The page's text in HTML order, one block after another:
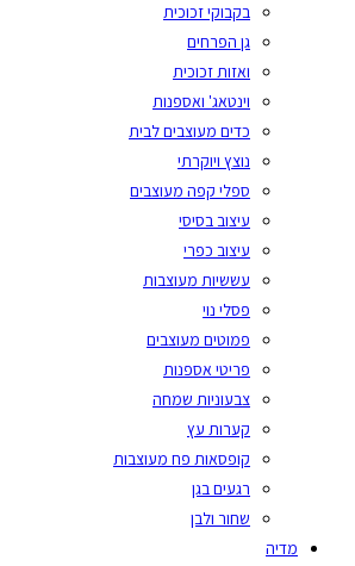
בקבוקי זכוכית
גן הפרחים
ואזות זכוכית
וינטאג' ואספנות
כדים מעוצבים לבית
נוצץ ויוקרתי
ספלי קפה מעוצבים
עיצוב בסיסי
עיצוב כפרי
עששיות מעוצבות
פסלי נוי
פמוטים מעוצבים
פריטי אספנות
צבעוניות שמחה
קערות עץ
קופסאות פח מעוצבות
רגעים בגן
שחור ולבן
מדיה